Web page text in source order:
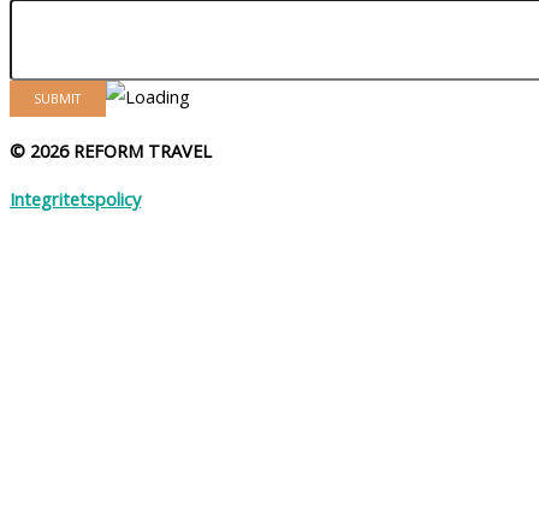
© 2026 REFORM TRAVEL
Integritetspolicy